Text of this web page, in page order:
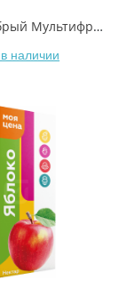
Нектар Добрый Мультифрукт с провитамином А 2 л
наличии